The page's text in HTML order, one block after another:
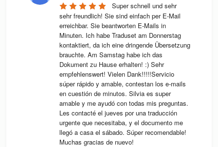
Super schnell und sehr
sehr freundlich! Sie sind einfach per E-Mail
erreichbar. Sie beantworten E-Mails in
Minuten. Ich habe Traduset am Donnerstag
kontaktiert, da ich eine dringende Übersetzung
brauchte. Am Samstag habe ich das
Dokument zu Hause erhalten! :) Sehr
empfehlenswert! Vielen Dank!!!!!Servicio
súper rápido y amable, contestan los e-mails
en cuestión de minutos. Silvia es super
amable y me ayudó con todas mis preguntas.
Les contacté el jueves por una traducción
urgente que necesitaba, y el documento me
llegó a casa el sábado. Súper recomendable!
Muchas gracias de nuevo!